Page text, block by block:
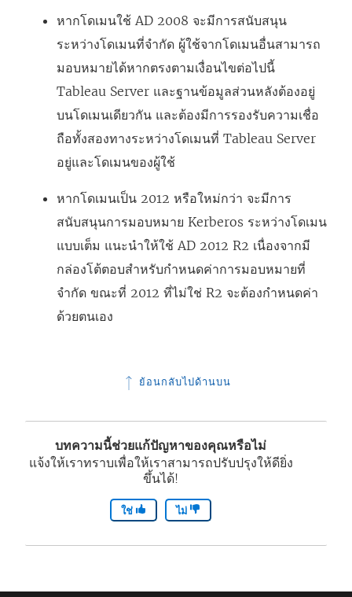
ต่
า
ง
ใ
ห
ม่
หากโดเมนใช้ AD 2008 จะมีการสนับสนุน
ระหว่างโดเมนที่จำกัด ผู้ใช้จากโดเมนอื่นสามารถ
มอบหมายได้หากตรงตามเงื่อนไขต่อไปนี้
Tableau Server และฐานข้อมูลส่วนหลังต้องอยู่
บนโดเมนเดียวกัน และต้องมีการรองรับความเชื่อ
ถือทั้งสองทางระหว่างโดเมนที่ Tableau Server
อยู่และโดเมนของผู้ใช้
หากโดเมนเป็น 2012 หรือใหม่กว่า จะมีการ
สนับสนุนการมอบหมาย Kerberos ระหว่างโดเมน
แบบเต็ม แนะนำให้ใช้ AD 2012 R2 เนื่องจากมี
กล่องโต้ตอบสำหรับกำหนดค่าการมอบหมายที่
จำกัด ขณะที่ 2012 ที่ไม่ใช่ R2 จะต้องกำหนดค่า
ด้วยตนเอง
ย้อนกลับไปด้านบน
บทความนี้ช่วยแก้ปัญหาของคุณหรือไม่
แจ้งให้เราทราบเพื่อให้เราสามารถปรับปรุงให้ดียิ่ง
ขึ้นได้!
ใช่ ไม่